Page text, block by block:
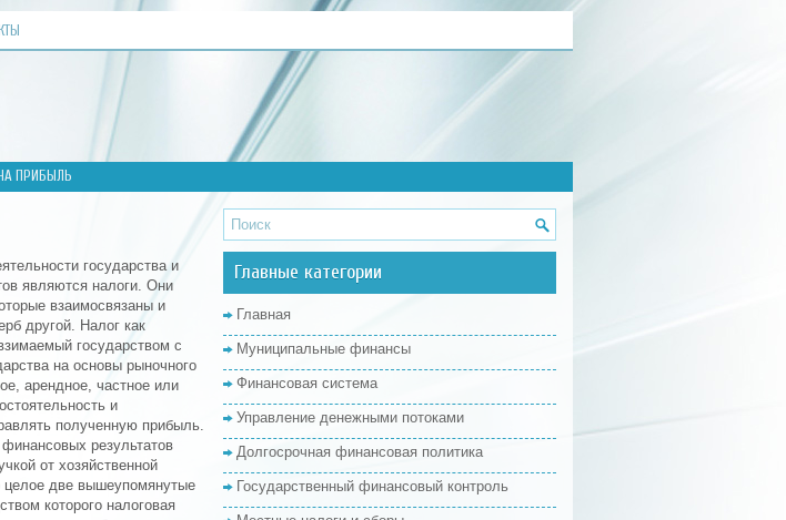
ПРИБЫЛЬ
государства и
являются налоги. Они
взаимосвязаны и
другой. Налог как
государством с
на основы рыночного
арендное, частное или
и
полученную прибыль.
результатов
от хозяйственной
целое две вышеупомянутые
которого налоговая
Главные категории
Главная
Муниципальные финансы
Финансовая система
Управление денежными потоками
Долгосрочная финансовая политика
Государственный финансовый контроль